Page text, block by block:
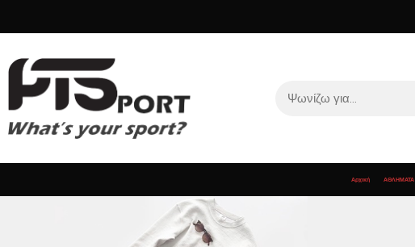
Αρχική ΑΘΛΗΜΑΤΑ